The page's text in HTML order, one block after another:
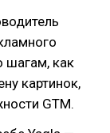
шагам, как
картинок,
GTM.